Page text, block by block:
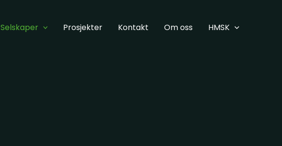
Selskaper Prosjekter Kontakt Om oss HMSK